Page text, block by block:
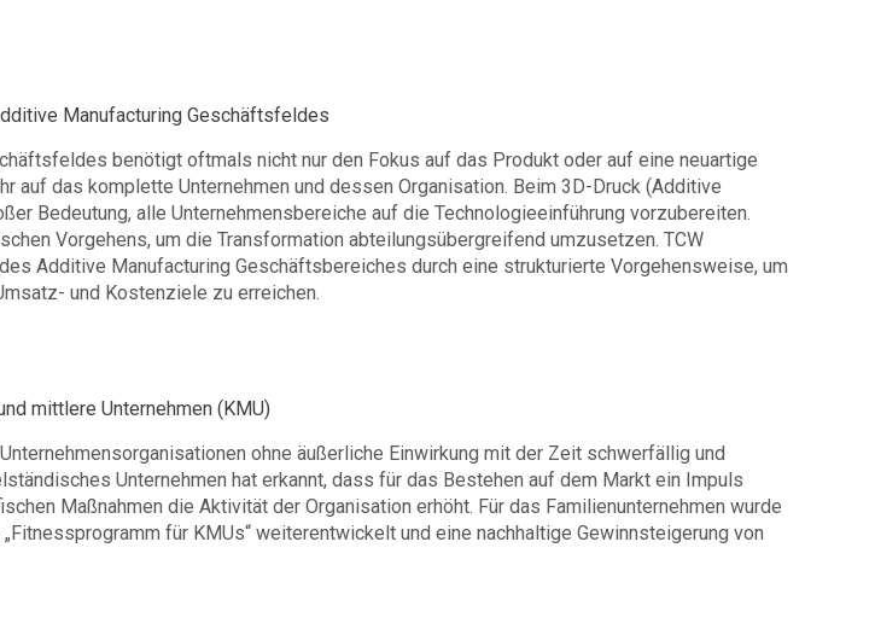
Manufacturing Geschäftsfeldes
benötigt oftmals nicht nur den Fokus auf das Produkt oder auf eine neuartige
auf das komplette Unternehmen und dessen Organisation. Beim 3D-Druck (Additive
Bedeutung, alle Unternehmensbereiche auf die Technologieeinführung vorzubereiten.
Vorgehens, um die Transformation abteilungsübergreifend umzusetzen. TCW
Additive Manufacturing Geschäftsbereiches durch eine strukturierte Vorgehensweise, um
und Kostenziele zu erreichen.
mittlere Unternehmen (KMU)
ohne äußerliche Einwirkung mit der Zeit schwerfällig und
Unternehmen hat erkannt, dass für das Bestehen auf dem Markt ein Impuls
Maßnahmen die Aktivität der Organisation erhöht. Für das Familienunternehmen wurde
für KMUs“ weiterentwickelt und eine nachhaltige Gewinnsteigerung von